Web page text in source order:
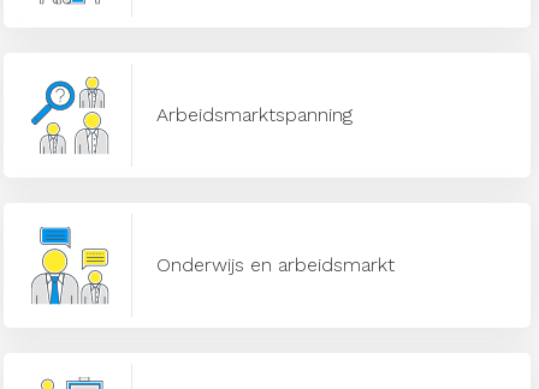
Arbeidsmarktspanning
Onderwijs en arbeidsmarkt